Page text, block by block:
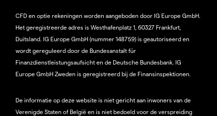
CFD en optie rekeningen worden aangeboden door IG Europe GmbH.
Het geregistreerde adres is Westhafenplatz 1, 60327 Frankfurt,
Duitsland. IG Europe GmbH (nummer 148759) is geautoriseerd en
wordt gereguleerd door de Bundesanstalt für
Finanzdienstleistungsaufsicht en de Deutsche Bundesbank. IG
Europe GmbH Zweden is geregistreerd bij de Finansinspektionen.
De informatie op deze website is niet gericht aan inwoners van de
Verenigde Staten of België en is niet bedoeld voor de verspreiding